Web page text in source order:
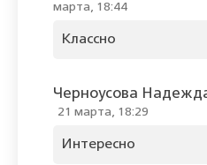
марта, 18:44
Классно
Черноусова
21 марта, 18:29
Интересно